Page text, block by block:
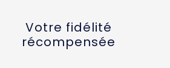
Votre fidélité
récompensée